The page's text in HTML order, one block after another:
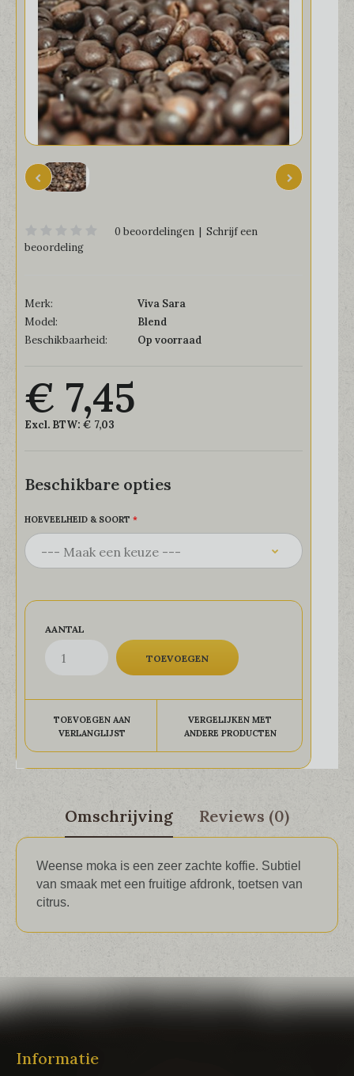
0 beoordelingen | Schrijf een
beoordeling
Merk:
Viva Sara
Model:
Blend
Beschikbaarheid:
Op voorraad
€ 7,45
Excl. BTW: € 7,03
Beschikbare opties
HOEVEELHEID & SOORT
AANTAL
TOEVOEGEN AAN
VERLANGLIJST
VERGELIJKEN MET
ANDERE PRODUCTEN
Omschrijving Reviews (0)
Weense moka is een zeer zachte koffie. Subtiel
van smaak met een fruitige afdronk, toetsen van
citrus.
Informatie